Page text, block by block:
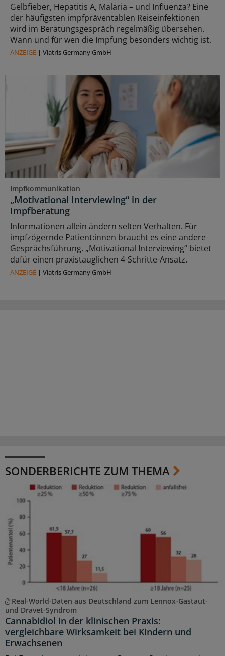
Gelbfieber, Hepatitis A, Malaria – und Influenza? Eine
der häufigsten impfpräventablen Reiseinfektionen
wird im Beratungsgespräch regelmäßig übersehen.
Wann und für wen die Impfung besonders wichtig ist.
ANZEIGE | Viatris Germany GmbH
Impfkommunikation
„Motivational Interviewing“ in der
Impfberatung
Informationen allein ändern selten Verhalten. Für
impfzögernde Patient:innen braucht es eine andere
Gesprächsführung. „Motivational Interviewing“ bietet
dafür einen praxistauglichen 4-Schritte-Ansatz.
ANZEIGE | Viatris Germany GmbH
SONDERBERICHTE ZUM THEMA
Real-World-Daten aus Deutschland zum Lennox-Gastaut-
und Dravet-Syndrom
Cannabidiol in der klinischen Praxis:
vergleichbare Wirksamkeit bei Kindern und
Erwachsenen